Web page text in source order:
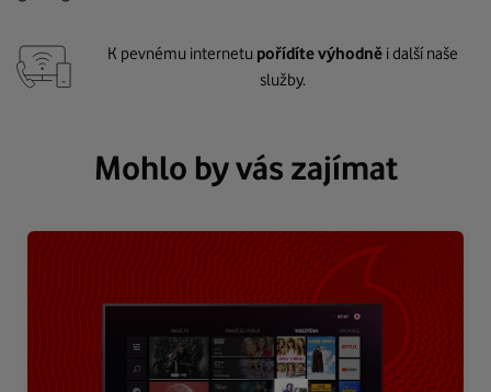
K pevnému internetu pořídíte výhodně i další naše
služby.
Mohlo by vás zajímat